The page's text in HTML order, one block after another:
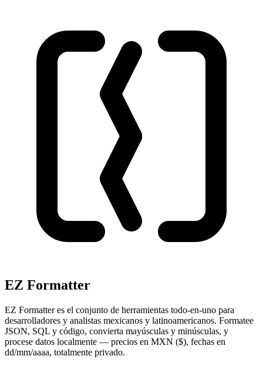
EZ Formatter
EZ Formatter es el conjunto de herramientas todo-en-uno para
desarrolladores y analistas mexicanos y latinoamericanos. Formatee
JSON, SQL y código, convierta mayúsculas y minúsculas, y
procese datos localmente — precios en MXN ($), fechas en
dd/mm/aaaa, totalmente privado.